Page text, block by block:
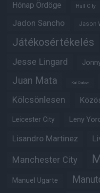
Hónap Ördöge Hull City
Jadon Sancho Jason
Játékosértékelés
Jesse Lingard
Juan Mata Karl Darlow
Kölcsönlesen
Leicester City Leny
Lisandro Martinez
Manchester City
Manuel Ugarte